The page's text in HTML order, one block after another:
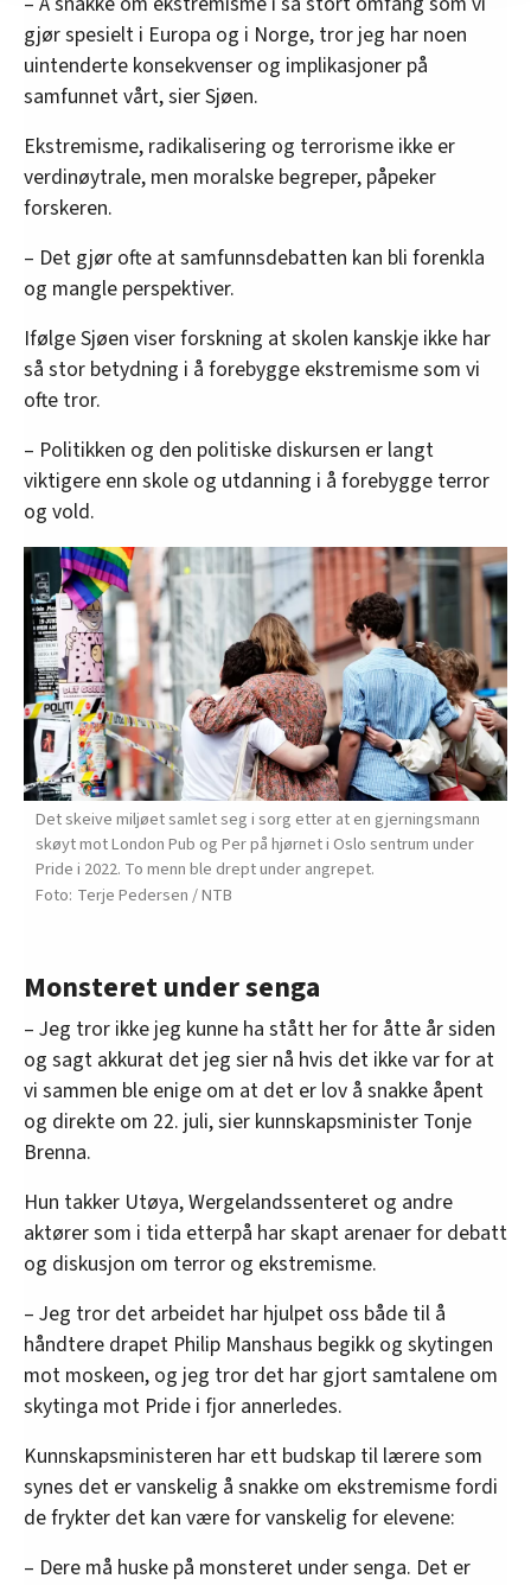
og fontene.no bruker informasjonskapsler (cookies) for å
lære hvordan våre nettsider blir brukt slik at vi tilby
relevant innhold, tilpassede annonser og utarbeide
Vi deler bare informasjon om hvordan du bruker
nettstedet med LO Medias egne samarbeidspartnere
innenfor analyse og annonsering. Disse er angitt i
gjør spesielt i Europa og i Norge, tror jeg har noen
uintenderte konsekvenser og implikasjoner på
samfunnet vårt, sier Sjøen.
Ekstremisme, radikalisering og terrorisme ikke er
verdinøytrale, men moralske begreper, påpeker
forskeren.
– Det gjør ofte at samfunnsdebatten kan bli forenkla
og mangle perspektiver.
Ifølge Sjøen viser forskning at skolen kanskje ikke har
så stor betydning i å forebygge ekstremisme som vi
ofte tror.
– Politikken og den politiske diskursen er langt
viktigere enn skole og utdanning i å forebygge terror
og vold.
Det skeive miljøet samlet seg i sorg etter at en gjerningsmann
skøyt mot London Pub og Per på hjørnet i Oslo sentrum under
Pride i 2022. To menn ble drept under angrepet.
Terje Pedersen / NTB
Monsteret under senga
– Jeg tror ikke jeg kunne ha stått her for åtte år siden
og sagt akkurat det jeg sier nå hvis det ikke var for at
vi sammen ble enige om at det er lov å snakke åpent
og direkte om 22. juli, sier kunnskapsminister Tonje
Brenna.
Hun takker Utøya, Wergelandssenteret og andre
aktører som i tida etterpå har skapt arenaer for debatt
og diskusjon om terror og ekstremisme.
– Jeg tror det arbeidet har hjulpet oss både til å
håndtere drapet Philip Manshaus begikk og skytingen
mot moskeen, og jeg tror det har gjort samtalene om
skytinga mot Pride i fjor annerledes.
Kunnskapsministeren har ett budskap til lærere som
synes det er vanskelig å snakke om ekstremisme fordi
de frykter det kan være for vanskelig for elevene:
– Dere må huske på monsteret under senga. Det er